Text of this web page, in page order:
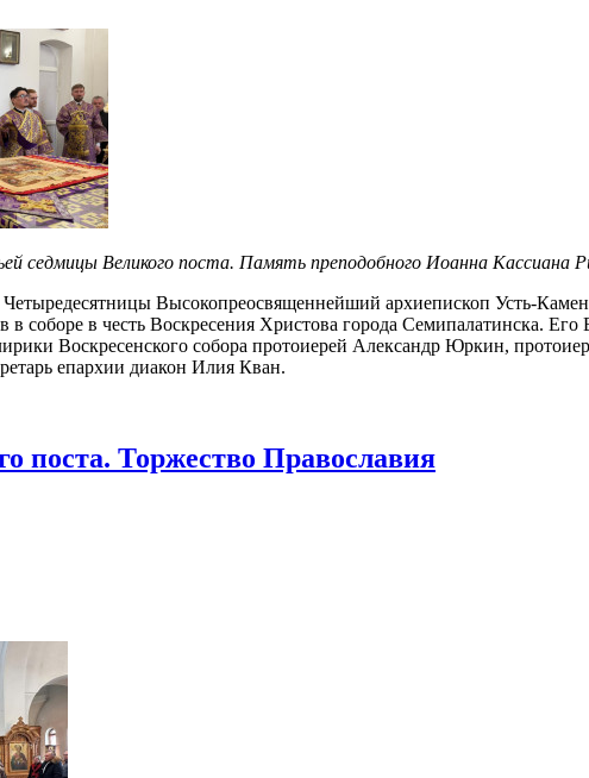
седмицы Великого поста. Память преподобного Иоанна Кассиана
Высокопреосвященнейший архиепископ Усть-
соборе в честь Воскресения Христова города Семипалатинска.
Воскресенского собора протоиерей Александр Юркин,
епархии диакон Илия Кван.
поста. Торжество Православия